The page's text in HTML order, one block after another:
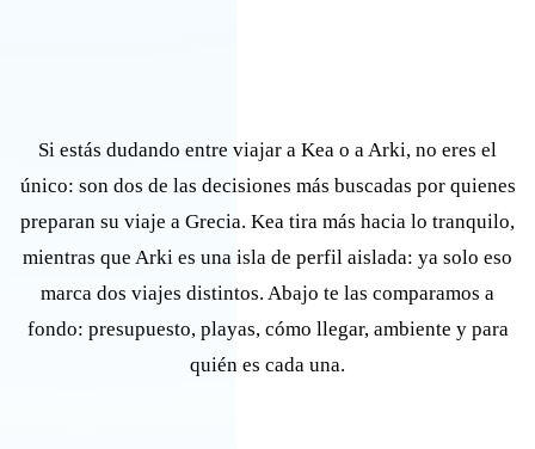
Si estás dudando entre viajar a Kea o a Arki, no eres el
único: son dos de las decisiones más buscadas por quienes
preparan su viaje a Grecia. Kea tira más hacia lo tranquilo,
mientras que Arki es una isla de perfil aislada: ya solo eso
marca dos viajes distintos. Abajo te las comparamos a
fondo: presupuesto, playas, cómo llegar, ambiente y para
quién es cada una.